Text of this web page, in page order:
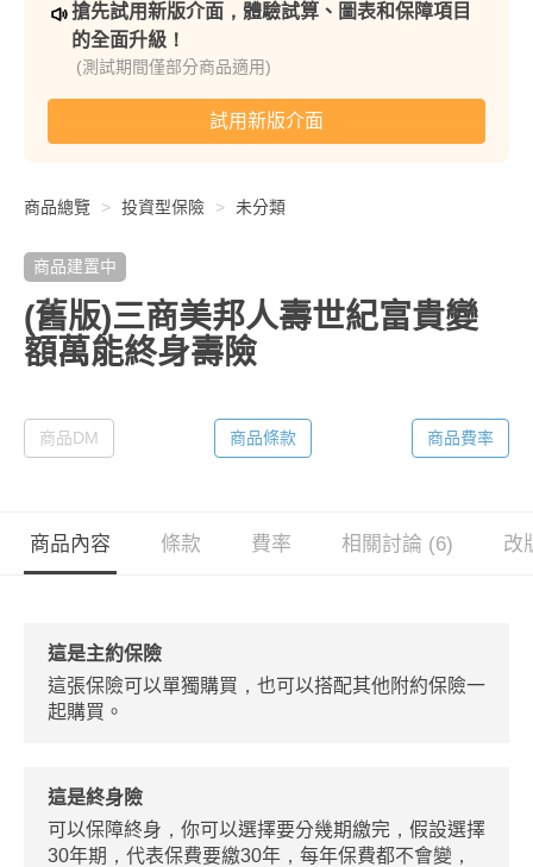
搶先試用新版介面，體驗試算、圖表和保障項目
的全面升級！
(測試期間僅部分商品適用)
試用新版介面
商品總覽 投資型保險 未分類
商品建置中
(舊版)三商美邦人壽世紀富貴變
額萬能終身壽險
商品DM 商品條款 商品費率
商品內容 條款 費率 相關討論 (6) 改
這是主約保險
這張保險可以單獨購買，也可以搭配其他附約保險一
起購買。
這是終身險
可以保障終身，你可以選擇要分幾期繳完，假設選擇
30年期，代表保費要繳30年，每年保費都不會變，